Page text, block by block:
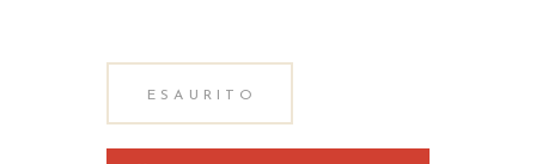
ESAURITO